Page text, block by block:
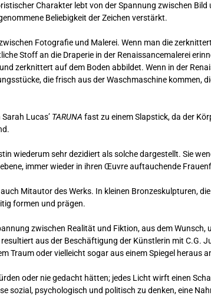
Charakter lebt von der Spannung zwischen
Beliebigkeit der Zeichen verstärkt.
Fotografie und Malerei. Wenn man die
Stoff an die Draperie in der Renaissancemalerei
zerknittert auf dem Boden abbildet. Wenn in der
die frisch aus der Waschmaschine kommen,
Lucas’ TARUNA fast zu einem Slapstick, da der
wiederum sehr dezidiert als solche dargestellt. Sie
immer wieder in ihren Œuvre auftauchende
Mitautor des Werks. In kleinen Bronzeskulpturen,
formen und prägen.
zwischen Realität und Fiktion, aus dem Wunsch,
aus der Beschäftigung der Künstlerin mit C.G.
Traum oder vielleicht sogar aus einem Spiegel heraus
oder nie gedacht hätten; jedes Licht wirft einen
sozial, psychologisch und politisch zu denken, eine